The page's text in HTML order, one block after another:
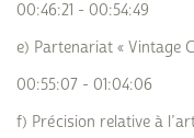
00:46:21 - 00:54:49
e) Partenariat « Vintage
00:55:07 - 01:04:06
f) Précision relative à